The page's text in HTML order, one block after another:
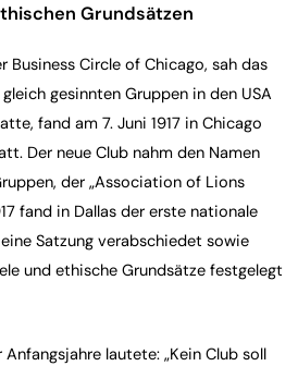
Grundsätzen
Business Circle of Chicago, sah das
gesinnten Gruppen in den USA
fand am 7. Juni 1917 in Chicago
Der neue Club nahm den Namen
der „Association of Lions
fand in Dallas der erste nationale
Satzung verabschiedet sowie
und ethische Grundsätze festgelegt
lautete: „Kein Club soll